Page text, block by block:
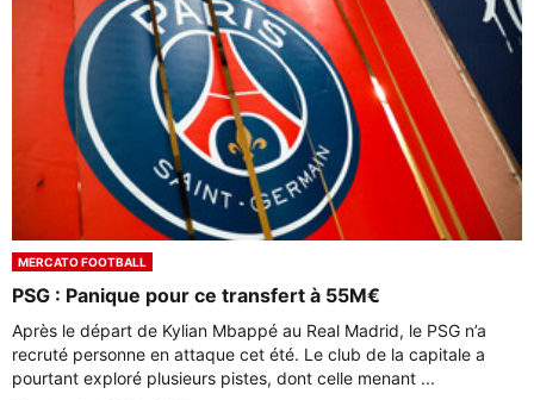
MERCATO FOOTBALL
PSG : Panique pour ce transfert à 55M€
Après le départ de Kylian Mbappé au Real Madrid, le PSG n’a
recruté personne en attaque cet été. Le club de la capitale a
pourtant exploré plusieurs pistes, dont celle menant ...